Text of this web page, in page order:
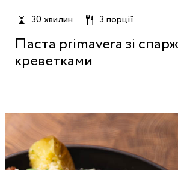
30 хвилин 3 порції
Паста primavera зі
креветками